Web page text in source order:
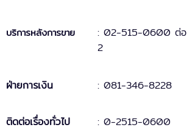
บริการหลังการขาย : 02-515-0600 ต่อ
2
ฝ่ายการเงิน : 081-346-8228
ติดต่อเรื่องทั่วไป : 0-2515-0600